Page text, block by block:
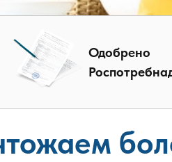
Одобрено